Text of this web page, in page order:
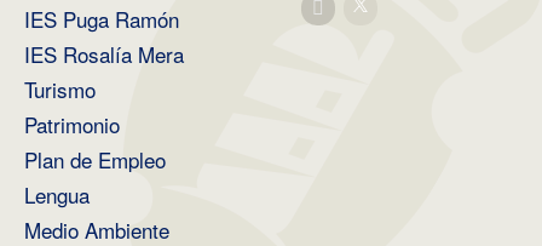
IES Puga Ramón
IES Rosalía Mera
Turismo
Patrimonio
Plan de Empleo
Lengua
Medio Ambiente